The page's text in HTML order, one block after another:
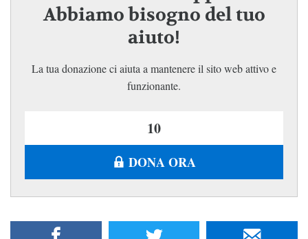
Abbiamo bisogno del tuo
aiuto!
La tua donazione ci aiuta a mantenere il sito web attivo e
funzionante.
DONA ORA